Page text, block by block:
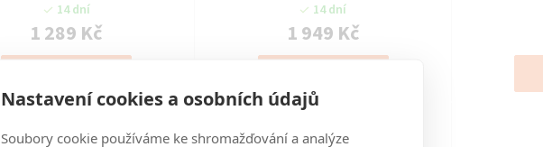
Nastavení cookies a osobních údajů
Soubory cookie používáme ke shromažďování a analýze
14 dní
1 289 Kč
14 dní
1 949 Kč